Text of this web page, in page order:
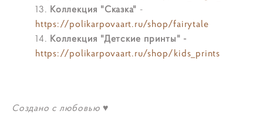
Коллекция "Сказка" -
https://polikarpovaart.ru/shop/fairytale
Коллекция "Детские принты" -
https://polikarpovaart.ru/shop/kids_prints
Создано с любовью ♥